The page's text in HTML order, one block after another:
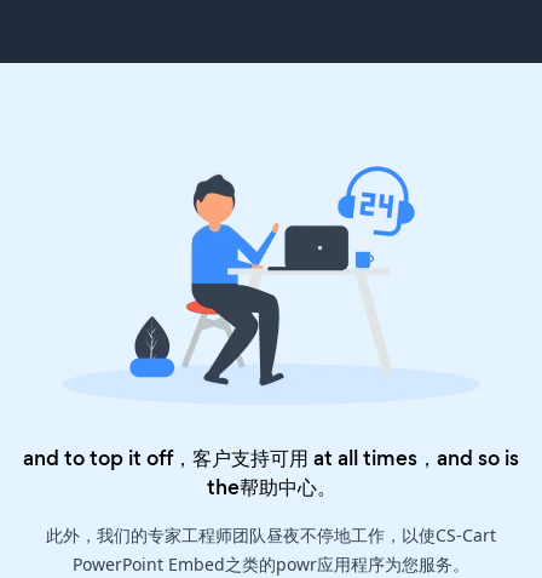
and to top it off，客户支持可用 at all times，and so is
the帮助中心。
此外，我们的专家工程师团队昼夜不停地工作，以使CS-Cart
PowerPoint Embed之类的powr应用程序为您服务。